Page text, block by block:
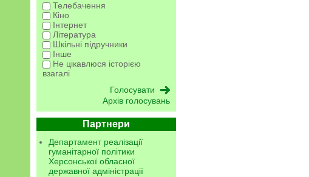
Телебачення
Кіно
Інтернет
Література
Шкільні підручники
Інше
Не цікавлюся історією
взагалі
Архів голосувань
Партнери
Департамент реалізації
гуманітарної політики
Херсонської обласної
державної адміністрації